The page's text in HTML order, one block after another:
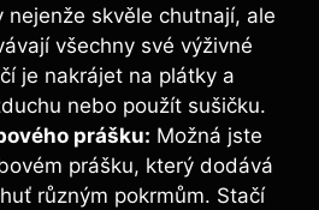
nejenže skvěle chutnají, ale
všechny své výživné
je nakrájet na plátky a
nebo použít sušičku.
prášku: Možná jste
prášku, který dodává
různým pokrmům. Stačí